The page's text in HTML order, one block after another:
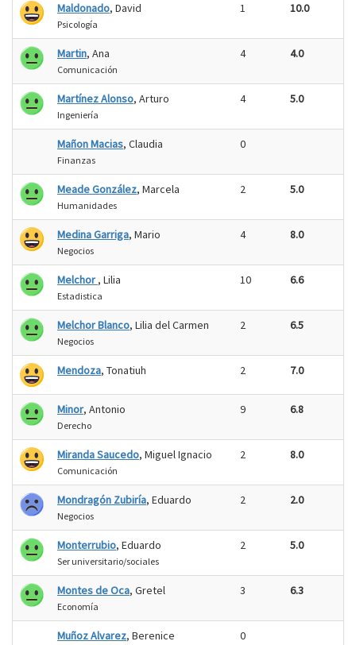
Maldonado, David
Psicología
1 10.0
Martin, Ana
Comunicación
4 4.0
Martínez Alonso, Arturo
Ingeniería
4 5.0
Mañon Macias, Claudia
Finanzas
0
Meade González, Marcela
Humanidades
2 5.0
Medina Garriga, Mario
Negocios
4 8.0
Melchor , Lilia
Estadistica
10 6.6
Melchor Blanco, Lilia del Carmen
Negocios
2 6.5
Mendoza, Tonatiuh 2 7.0
Minor, Antonio
Derecho
9 6.8
Miranda Saucedo, Miguel Ignacio
Comunicación
2 8.0
Mondragón Zubiría, Eduardo
Negocios
2 2.0
Monterrubio, Eduardo
Ser universitario/sociales
2 5.0
Montes de Oca, Gretel
Economía
3 6.3
Muñoz Alvarez, Berenice 0